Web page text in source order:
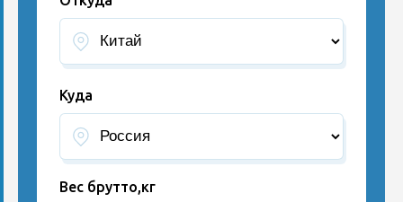
Куда
Вес брутто,кг